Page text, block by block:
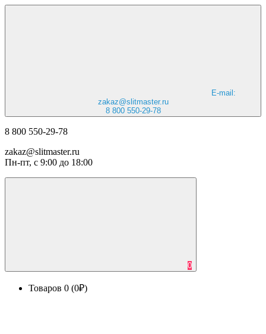
E-mail:
zakaz@slitmaster.ru
8 800 550-29-78
8 800 550-29-78
zakaz@slitmaster.ru
Пн-пт, с 9:00 до 18:00
0
Товаров 0 (0₽)